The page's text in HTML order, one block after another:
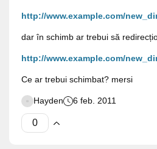
http://www.example.com/
dar în schimb ar trebui să
http://www.example.com/
Ce ar trebui schimbat? mersi
Hayden 6 feb. 2011